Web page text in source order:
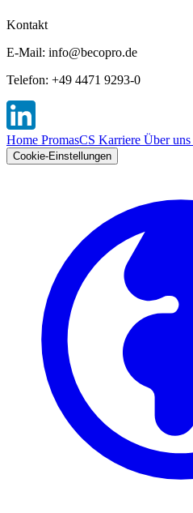
Kontakt
E-Mail: info@becopro.de
Telefon: +49 4471 9293-0
Home PromasCS Karriere Über uns
Cookie-Einstellungen